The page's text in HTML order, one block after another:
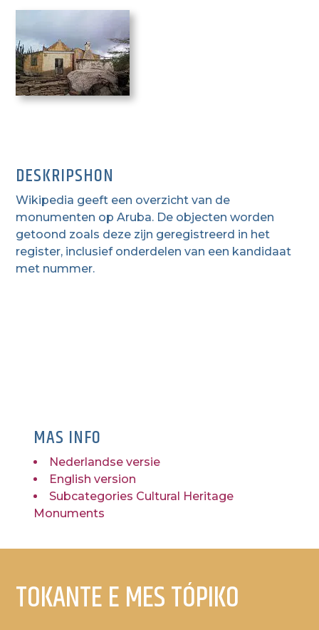
DESKRIPSHON
Wikipedia geeft een overzicht van de
monumenten op Aruba. De objecten worden
getoond zoals deze zijn geregistreerd in het
register, inclusief onderdelen van een kandidaat
met nummer.
MAS INFO
Nederlandse versie
English version
Subcategories Cultural Heritage
Monuments
TOKANTE E MES TÓPIKO